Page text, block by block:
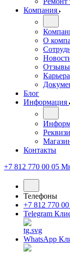
Компания
О
Отзывы
Карьера
Блог
Информация
Контакты
+7 812 770 00 05
Телефоны
+7 812 770
Telegram
WhatsApp